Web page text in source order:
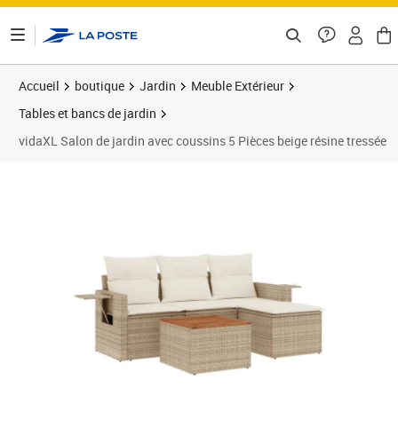
Accueil boutique Jardin
Meuble Extérieur
Tables et bancs de jardin
vidaXL Salon de jardin avec coussins 5 Pièces beige résine tressée